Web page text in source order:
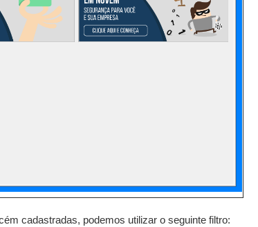
cadastradas, podemos utilizar o seguinte filtro: